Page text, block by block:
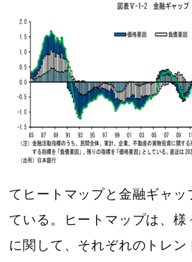
てヒートマップと金融ギャッ
ている。ヒートマップは、様
に関して、それぞれのトレン